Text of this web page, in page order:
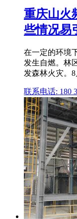
重庆山火
些情况易
在一定的环境
发生自燃。林
发森林火灾。
联系电话: 180